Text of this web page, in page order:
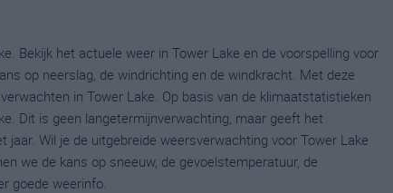
Bekijk het actuele weer in Tower Lake en de voorspelling voor
op neerslag, de windrichting en de windkracht. Met deze
in Tower Lake. Op basis van de klimaatstatistieken
Dit is geen langetermijnverwachting, maar geeft het
jaar. Wil je de uitgebreide weersverwachting voor Tower Lake
we de kans op sneeuw, de gevoelstemperatuur, de
goede weerinfo.